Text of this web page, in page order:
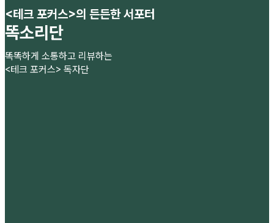
<테크 포커스>의 든든한 서포터
똑소리단
똑똑하게 소통하고 리뷰하는
<테크 포커스> 독자단